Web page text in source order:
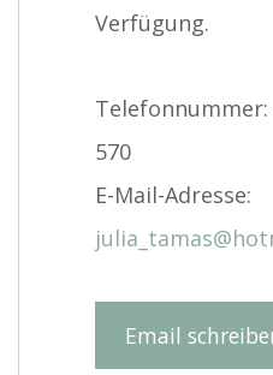
Verfügung.
Telefonnummer:
570
E-Mail-Adresse:
Email